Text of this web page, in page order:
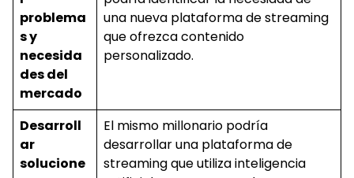
problema
s y
necesida
des del
mercado
una nueva plataforma de streaming
que ofrezca contenido
personalizado.
Desarroll
ar
solucione
El mismo millonario podría
desarrollar una plataforma de
streaming que utiliza inteligencia